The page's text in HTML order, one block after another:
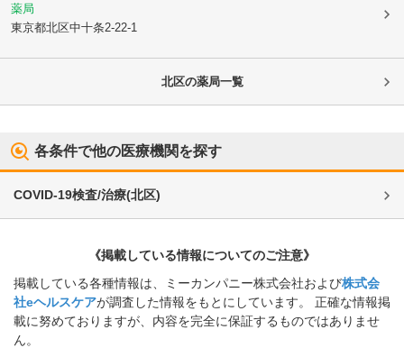
薬局
東京都北区中十条2-22-1
北区の薬局一覧
各条件で他の医療機関を探す
COVID-19検査/治療(北区)
《掲載している情報についてのご注意》
掲載している各種情報は、ミーカンパニー株式会社および株式会
社eヘルスケアが調査した情報をもとにしています。 正確な情報掲
載に努めておりますが、内容を完全に保証するものではありませ
ん。